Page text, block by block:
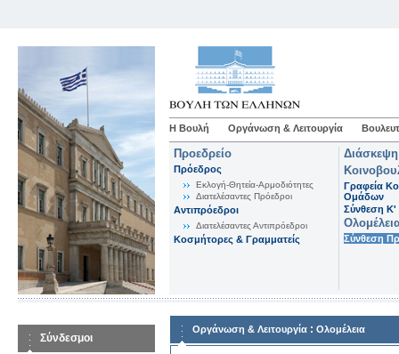
Η Βουλή Οργάνωση & Λειτουργία
Προεδρείο
Πρόεδρος
Εκλογή-Θητεία-Αρμοδιότητες
Διατελέσαντες Πρόεδροι
Αντιπρόεδροι
Διατελέσαντες Αντιπρόεδροι
Κοσμήτορες & Γραμματείς
Γραφεία
Ομάδων
Σύνθεση K'
Σύνθεση
Σύνδεσμοι
Οργάνωση & Λειτουργία : Ολομέλεια